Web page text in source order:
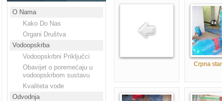
O Nama
Kako Do Nas
Organi Društva
Vodoopskrba
Vodoopskrbni Priključci
Obavijet o poremećaju u
vodoopskrbom sustavu
Kvaliteta vode
Odvodnja
Crpna